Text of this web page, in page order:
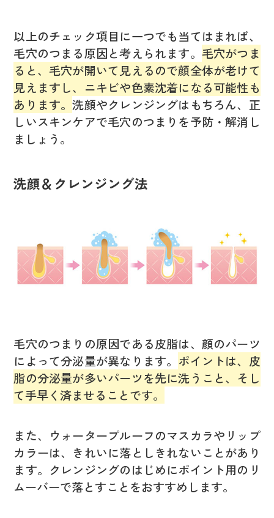
以上のチェック項目に一つでも当てはまれば、
毛穴のつまる原因と考えられます。 毛穴がつま
ると、毛穴が開いて見えるので顔全体が老けて
見えますし、ニキビや色素沈着になる可能性も
あります。洗顔やクレンジングはもちろん、正
しいスキンケアで毛穴のつまりを予防・解消し
ましょう。
洗顔＆クレンジング法
毛穴のつまりの原因である皮脂は、顔のパーツ
によって分泌量が異なります。 ポイントは、皮
脂の分泌量が多いパーツを先に洗うこと、そし
て手早く済ませることです。
また、ウォータープルーフのマスカラやリップ
カラーは、きれいに落としきれないことがあり
ます。クレンジングのはじめにポイント用のリ
ムーバーで落とすことをおすすめします。